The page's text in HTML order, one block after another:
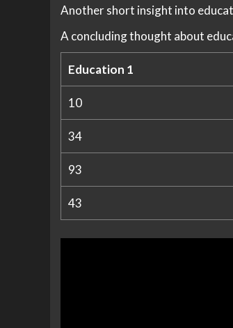
Another short insight into
A concluding thought about
Education 1
10
34
93
43